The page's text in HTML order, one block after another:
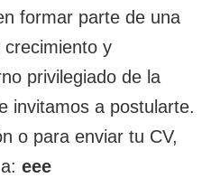
formar parte de una
y
privilegiado de la
invitamos a postularte.
o para enviar tu CV,
eee